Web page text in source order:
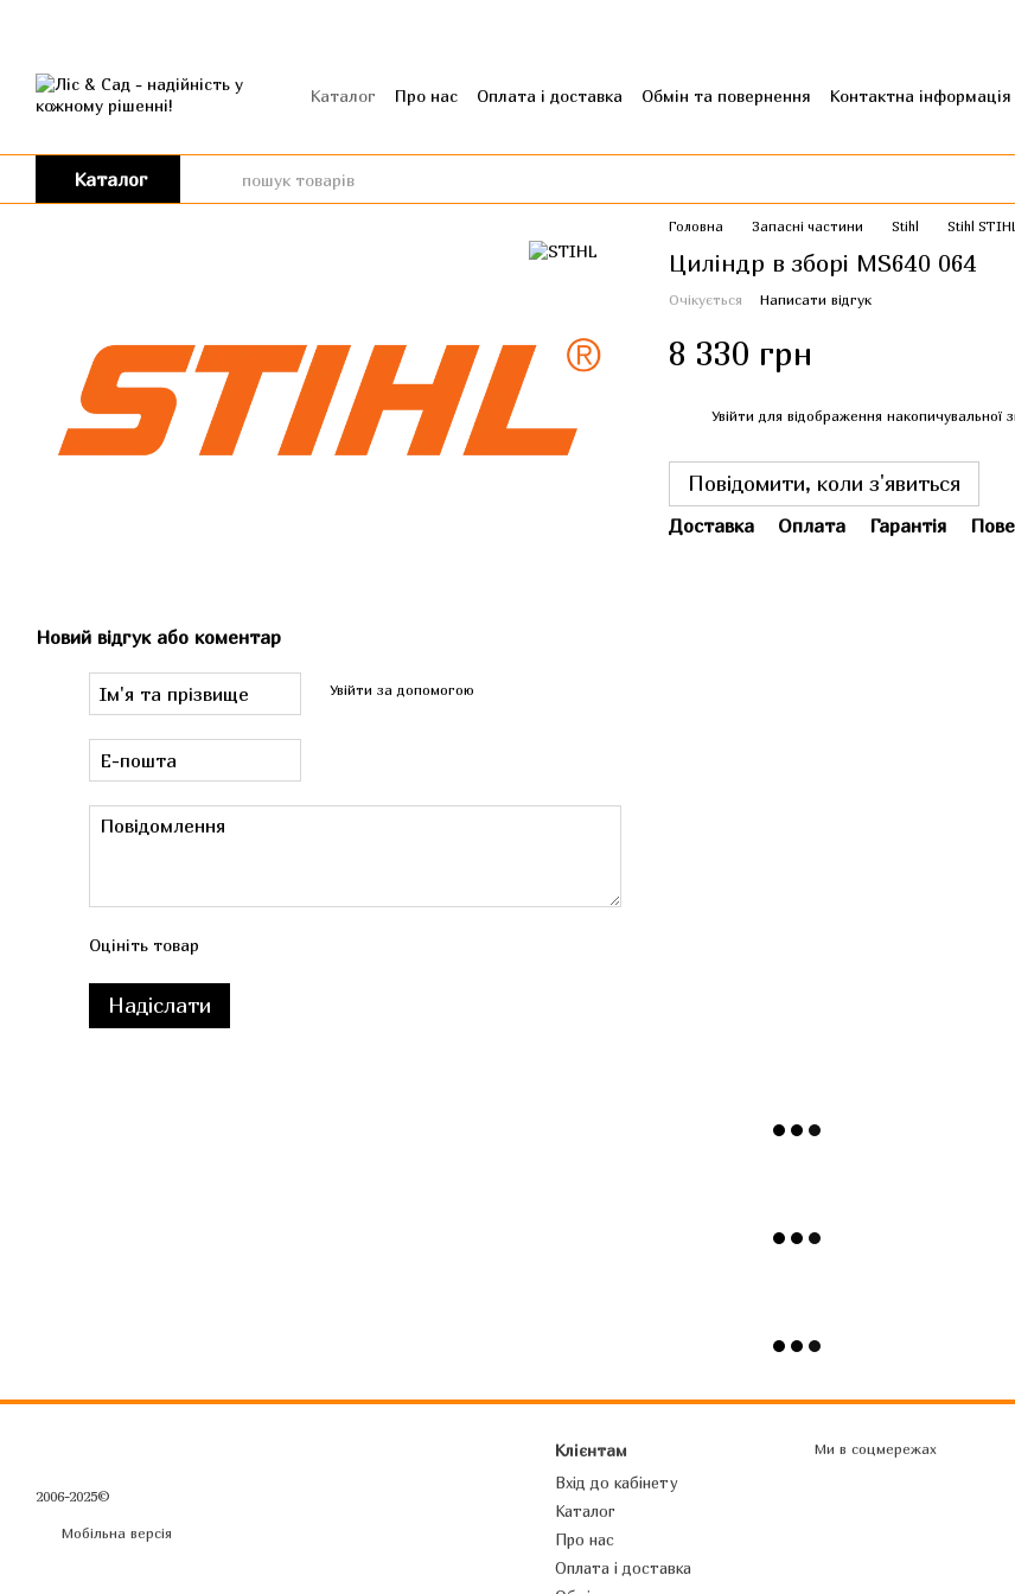
Каталог Про нас Оплата і доставка Обмін та повернення
Контактна інформація
Каталог
Новий відгук або коментар
Увійти за допомогою
Оцініть товар
Надіслати
Головна Запасні частини Stihl Stihl
Циліндр в зборі MS640 064
Очікується Написати відгук
8 330 грн
Увійти для відображення накопичувальної
Повідомити, коли з'явиться
Доставка Оплата Гарантія
2006-2025©
Мобільна версія
Клієнтам
Вхід до кабінету
Каталог
Про нас
Оплата і доставка
Ми в соцмережах